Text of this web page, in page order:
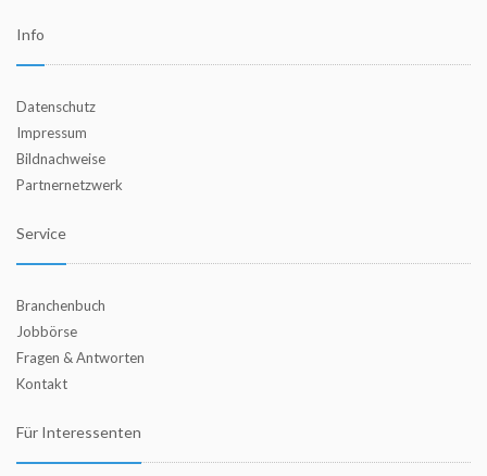
Info
Datenschutz
Impressum
Bildnachweise
Partnernetzwerk
Service
Branchenbuch
Jobbörse
Fragen & Antworten
Kontakt
Für Interessenten